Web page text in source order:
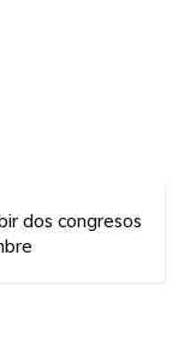
dos congresos